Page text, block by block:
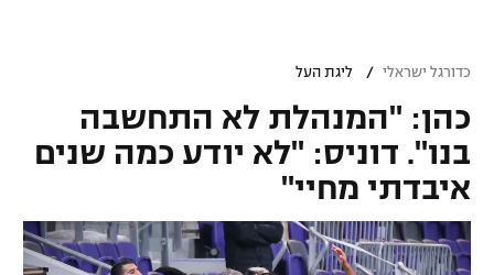
גביע הטוטו
ליגיונרים
גביע המדינה
ליגת האלופות
ליגה אירופית
ליגה אנגלית
כדורסל ישראלי
ליגת ווינר סל
ליגה לאומית
כדורסל עולמי
NBA
כדורגל ישראלי / ליגת העל
כהן: "המנהלת לא התחשבה
בנו". דוניס: "לא יודע כמה שנים
איבדתי מחיי"